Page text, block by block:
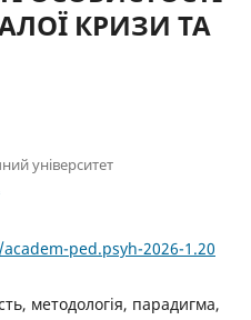
КРИЗИ ТА
університет
ped.psyh-2026-1.20
методологія, парадигма,